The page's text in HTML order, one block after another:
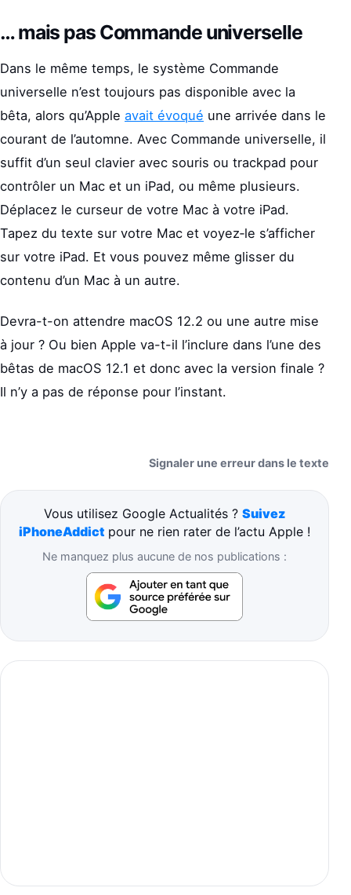
… mais pas Commande universelle
Dans le même temps, le système Commande
universelle n’est toujours pas disponible avec la
bêta, alors qu’Apple avait évoqué une arrivée dans le
courant de l’automne. Avec Commande universelle, il
suffit d’un seul clavier avec souris ou trackpad pour
contrôler un Mac et un iPad, ou même plusieurs.
Déplacez le curseur de votre Mac à votre iPad.
Tapez du texte sur votre Mac et voyez‑le s’afficher
sur votre iPad. Et vous pouvez même glisser du
contenu d’un Mac à un autre.
Devra-t-on attendre macOS 12.2 ou une autre mise
à jour ? Ou bien Apple va-t-il l’inclure dans l’une des
bêtas de macOS 12.1 et donc avec la version finale ?
Il n’y a pas de réponse pour l’instant.
Signaler une erreur dans le texte
Vous utilisez Google Actualités ? Suivez
iPhoneAddict pour ne rien rater de l’actu Apple !
Ne manquez plus aucune de nos publications :